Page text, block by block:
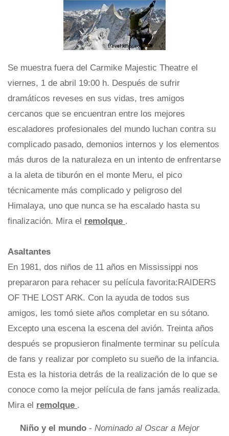
Se muestra fuera del Carmike Majestic Theatre el
viernes, 1 de abril 19:00 h. Después de sufrir
dramáticos reveses en sus vidas, tres amigos
cercanos que se encuentran entre los mejores
escaladores profesionales del mundo luchan contra su
complicado pasado, demonios internos y los elementos
más duros de la naturaleza en un intento de enfrentarse
a la aleta de tiburón en el monte Meru, el pico
técnicamente más complicado y peligroso del
Himalaya, uno que nunca se ha escalado hasta su
finalización. Mira el remolque .
Asaltantes
En 1981, dos niños de 11 años en Mississippi nos
prepararon para rehacer su película favorita:RAIDERS
OF THE LOST ARK. Con la ayuda de todos sus
amigos, les tomó siete años completar en su sótano.
Excepto una escena la escena del avión. Treinta años
después se propusieron finalmente terminar su película
de fans y realizar por completo su sueño de la infancia.
Esta es la historia detrás de la realización de lo que se
conoce como la mejor película de fans jamás realizada.
Mira el remolque .
Niño y el mundo - Nominado al Oscar a Mejor